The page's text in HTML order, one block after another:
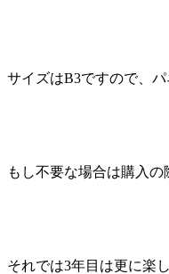
サイズはB3ですので、
もし不要な場合は購入
それでは3年目は更に楽